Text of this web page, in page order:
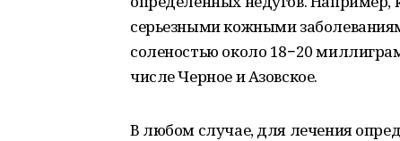
серьезными кожными
соленостью около 18−20
числе Черное и Азовское.
В любом случае, для лечения